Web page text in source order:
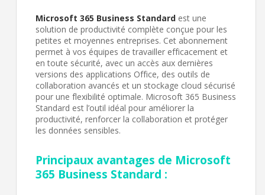
Microsoft 365 Business Standard est une
solution de productivité complète conçue pour les
petites et moyennes entreprises. Cet abonnement
permet à vos équipes de travailler efficacement et
en toute sécurité, avec un accès aux dernières
versions des applications Office, des outils de
collaboration avancés et un stockage cloud sécurisé
pour une flexibilité optimale. Microsoft 365 Business
Standard est l’outil idéal pour améliorer la
productivité, renforcer la collaboration et protéger
les données sensibles.
Principaux avantages de Microsoft
365 Business Standard :